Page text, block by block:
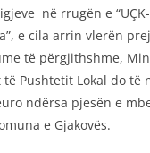
në rrugën e
e cila arrin vlerën
të përgjithshme,
Pushtetit Lokal do të
ndërsa pjesën e
e Gjakovës.